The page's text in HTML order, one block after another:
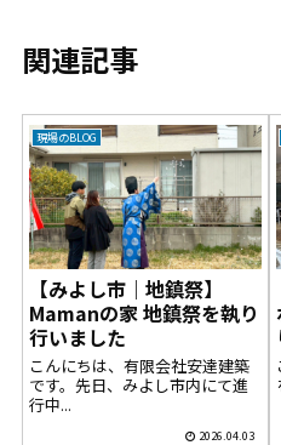
関連記事
現場のBLOG
【みよし市｜地鎮祭】
Mamanの家 地鎮祭を執り
行いました
こんにちは、有限会社安達建築
です。先日、みよし市内にて進
行中...
2026.04.03